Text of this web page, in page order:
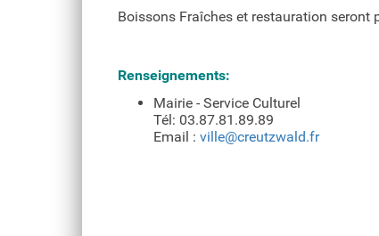
Boissons Fraîches et restauration seront
Renseignements:
Mairie - Service Culturel
Tél: 03.87.81.89.89
Email : ville@creutzwald.fr